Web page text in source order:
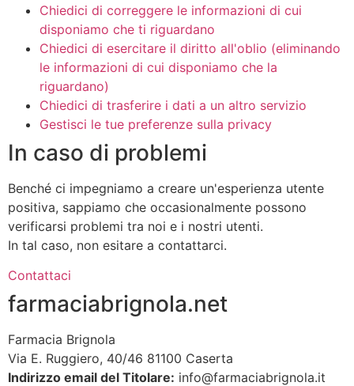
Chiedici di correggere le informazioni di cui
disponiamo che ti riguardano
Chiedici di esercitare il diritto all'oblio (eliminando
le informazioni di cui disponiamo che la
riguardano)
Chiedici di trasferire i dati a un altro servizio
Gestisci le tue preferenze sulla privacy
In caso di problemi
Benché ci impegniamo a creare un'esperienza utente
positiva, sappiamo che occasionalmente possono
verificarsi problemi tra noi e i nostri utenti.
In tal caso, non esitare a contattarci.
Contattaci
Footer
farmaciabrignola.net
Farmacia Brignola
Via E. Ruggiero, 40/46 81100 Caserta
Indirizzo email del Titolare: info@farmaciabrignola.it